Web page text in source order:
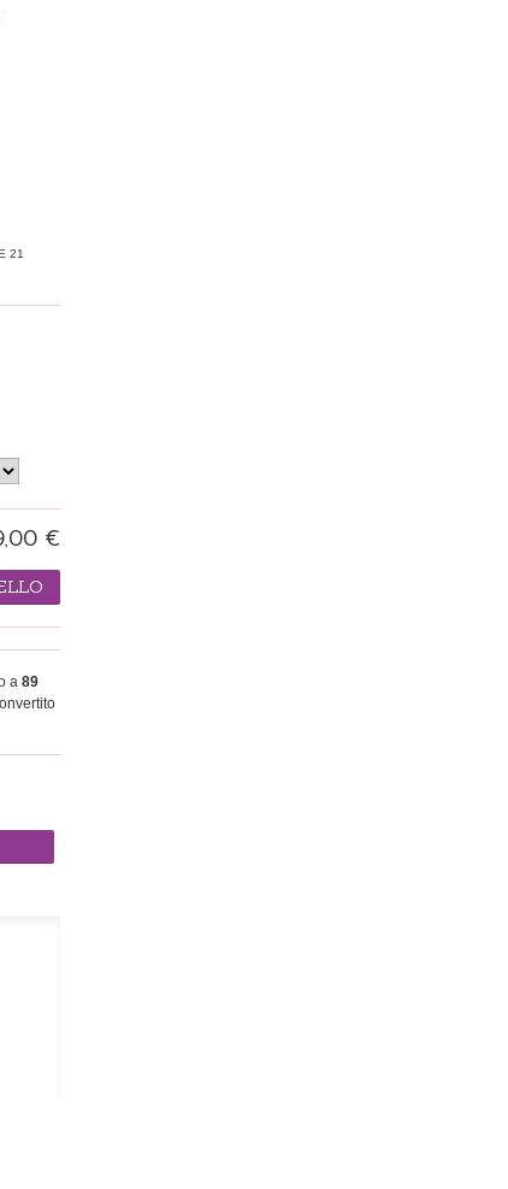
21
€
a 89